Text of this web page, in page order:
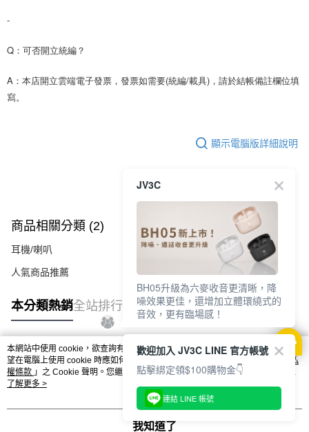
-
Q：可否開立統編？
A：本店開立雲端電子發票，發票如需要(統編/載具)，請於結帳備註欄位填
寫。
顯示電腦版詳細說明
商品相關分類 (2)
耳機/喇叭
人氣商品推薦
本分類熱銷全站排行
熱門標籤
本網站中使用 cookie，欲查詢有關本網站使用 cookie 方式之詳情，及若您不希
望在電腦上使用 cookie 時應如何變更電腦的 cookie 設定，請參閱本網站「
隱私
權條款 」之 Cookie 聲明。您繼續使用本網站即表示您同意本公司得按本網站使
用條款之 Cookie 聲明使用 cookie。
了解更多 >
我知道了
JV3C
BH05升級為六麥收音更清晰，降
噪效果更佳，還增加立體環繞式的
音效，更有臨場感！
歡迎加入 JV3C LINE 官方帳號
點擊綁定領$100購物金👇
連結 LINE 帳號